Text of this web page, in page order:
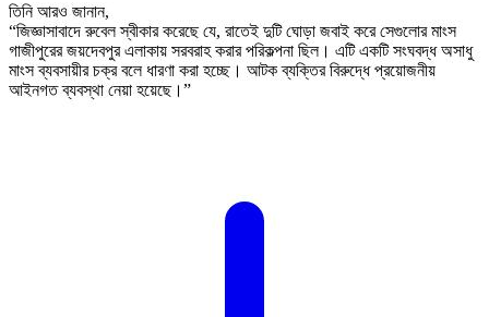
তিনি আরও জানান,
“জিজ্ঞাসাবাদে রুবেল স্বীকার করেছে যে, রাতেই দুটি ঘোড়া জবাই করে সেগুলোর মাংস
গাজীপুরের জয়দেবপুর এলাকায় সরবরাহ করার পরিকল্পনা ছিল। এটি একটি সংঘবদ্ধ অসাধু
মাংস ব্যবসায়ীর চক্র বলে ধারণা করা হচ্ছে। আটক ব্যক্তির বিরুদ্ধে প্রয়োজনীয়
আইনগত ব্যবস্থা নেয়া হয়েছে।”